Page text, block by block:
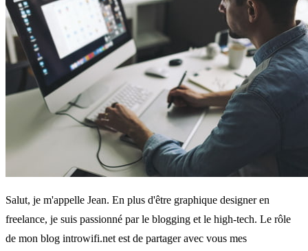
Salut, je m'appelle Jean. En plus d'être graphique designer en
freelance, je suis passionné par le blogging et le high-tech. Le rôle
de mon blog introwifi.net est de partager avec vous mes